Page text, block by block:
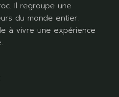
Il regroupe une
du monde entier.
à vivre une expérience